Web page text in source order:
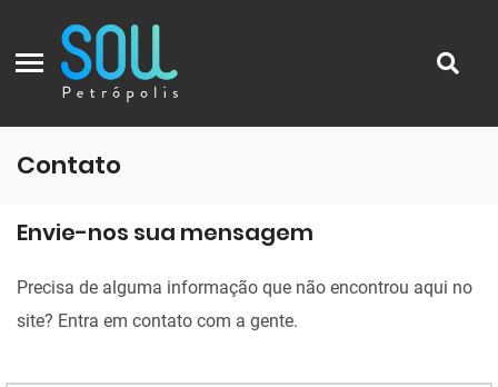
Contato
Envie-nos sua mensagem
Precisa de alguma informação que não encontrou aqui no
site? Entra em contato com a gente.